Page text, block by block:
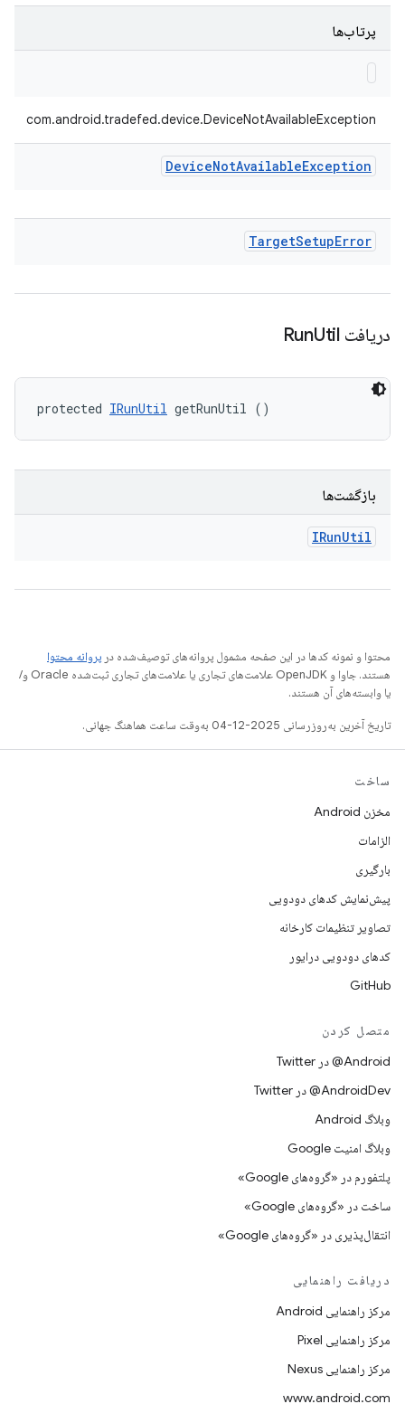
پرتاب‌ها
com.android.tradefed.device.DeviceNotAvailableException
DeviceNotAvailableException
TargetSetupError
دریافت RunUtil
protected IRunUtil getRunUtil ()
بازگشت‌ها
IRunUtil
محتوا و نمونه کدها در این صفحه مشمول پروانه‌های توصیف‌شده در پروانه محتوا
هستند. جاوا و OpenJDK علامت‌های تجاری یا علامت‌های تجاری ثبت‌شده Oracle و/
یا وابسته‌های آن هستند.
تاریخ آخرین به‌روزرسانی 2025-12-04 به‌وقت ساعت هماهنگ جهانی.
ساخت
مخزن Android
الزامات
بارگیری
پیش‌نمایش کدهای دودویی
تصاویر تنظیمات کارخانه
کدهای دودویی درایور
GitHub
متصل کردن
Android@ در Twitter
AndroidDev@ در Twitter
وبلاگ Android
وبلاگ امنیت Google
پلتفورم در «گروه‌های Google»
ساخت در «گروه‌های Google»
انتقال‌پذیری در «گروه‌های Google»
دریافت راهنمایی
مرکز راهنمایی Android
مرکز راهنمایی Pixel
مرکز راهنمایی Nexus
www.android.com